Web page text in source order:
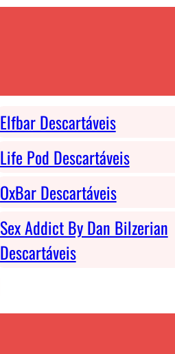
Elfbar Descartáveis
Life Pod Descartáveis
OxBar Descartáveis
Sex Addict By Dan Bilzerian
Descartáveis